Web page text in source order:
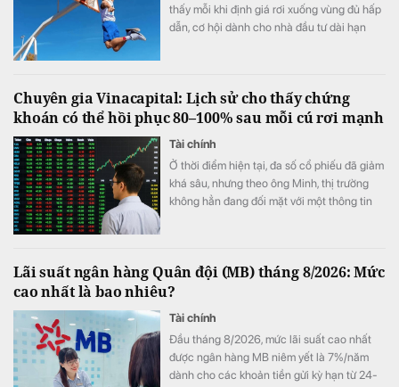
thấy mỗi khi định giá rơi xuống vùng đủ hấp
dẫn, cơ hội dành cho nhà đầu tư dài hạn
Chuyên gia Vinacapital: Lịch sử cho thấy chứng
khoán có thể hồi phục 80–100% sau mỗi cú rơi mạnh
Tài chính
Ở thời điểm hiện tại, đa số cổ phiếu đã giảm
khá sâu, nhưng theo ông Minh, thị trường
không hẳn đang đối mặt với một thông tin
Lãi suất ngân hàng Quân đội (MB) tháng 8/2026: Mức
cao nhất là bao nhiêu?
Tài chính
Đầu tháng 8/2026, mức lãi suất cao nhất
được ngân hàng MB niêm yết là 7%/năm
dành cho các khoản tiền gửi kỳ hạn từ 24-